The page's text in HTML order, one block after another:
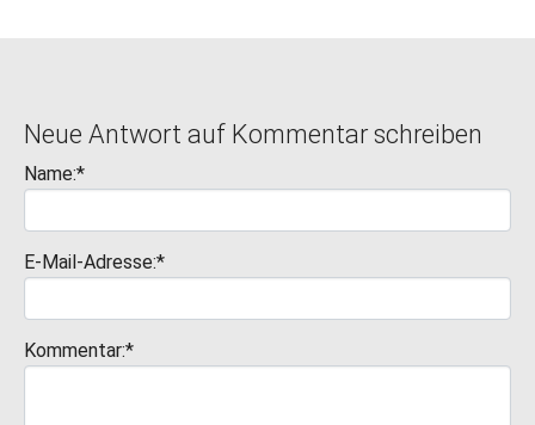
Neue Antwort auf Kommentar schreiben
Name:*
E-Mail-Adresse:*
Kommentar:*